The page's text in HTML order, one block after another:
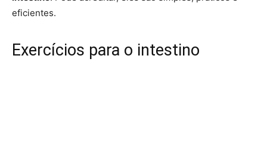
eficientes.
Exercícios para o intestino